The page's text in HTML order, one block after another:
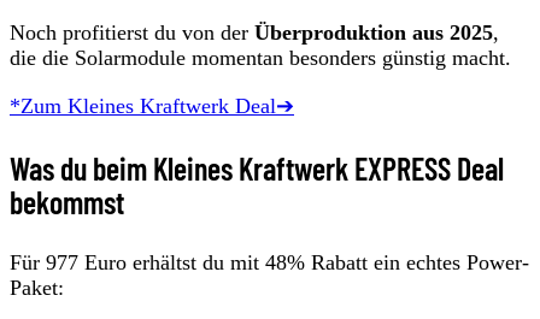
Noch profitierst du von der Überproduktion aus 2025,
die die Solarmodule momentan besonders günstig macht.
*Zum Kleines Kraftwerk Deal➔
Was du beim Kleines Kraftwerk EXPRESS Deal
bekommst
Für 977 Euro erhältst du mit 48% Rabatt ein echtes Power-
Paket: